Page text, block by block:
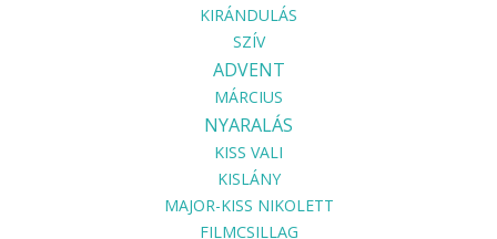
KIRÁNDULÁS
SZÍV
ADVENT
MÁRCIUS
NYARALÁS
KISS VALI
KISLÁNY
MAJOR-KISS NIKOLETT
FILMCSILLAG